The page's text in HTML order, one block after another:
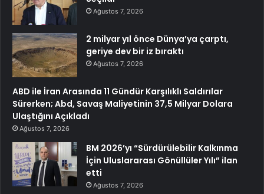
Ağustos 7, 2026
2 milyar yıl önce Dünya’ya çarptı,
geriye dev bir iz bıraktı
Ağustos 7, 2026
ABD ile İran Arasında 11 Gündür Karşılıklı Saldırılar
Sürerken; Abd, Savaş Maliyetinin 37,5 Milyar Dolara
Ulaştığını Açıkladı
Ağustos 7, 2026
BM 2026’yı “Sürdürülebilir Kalkınma
İçin Uluslararası Gönüllüler Yılı” ilan
etti
Ağustos 7, 2026